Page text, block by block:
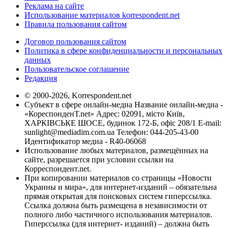
Реклама на сайте
Использование материалов korrespondent.net
Правила пользования сайтом
Договор пользования сайтом
Политика в сфере конфиденциальности и персональных
данных
Пользовательское соглашение
Редакция
© 2000-2026, Korrespondent.net
Субъект в сфере онлайн-медиа Название онлайн-медиа -
«КореспонденТ.net» Адрес: 02091, місто Київ,
ХАРКІВСЬКЕ ШОСЕ, будинок 172-Б, офіс 208/1 E-mail:
sunlight@mediadim.com.ua Телефон: 044-205-43-00
Идентификатор медиа - R40-06068
Использование любых материалов, размещённых на
сайте, разрешается при условии ссылки на
Корреспондент.net.
При копировании материалов со страницы «Новости
Украины и мира», для интернет-изданий – обязательна
прямая открытая для поисковых систем гиперссылка.
Ссылка должна быть размещена в независимости от
полного либо частичного использования материалов.
Гиперссылка (для интернет- изданий) – должна быть